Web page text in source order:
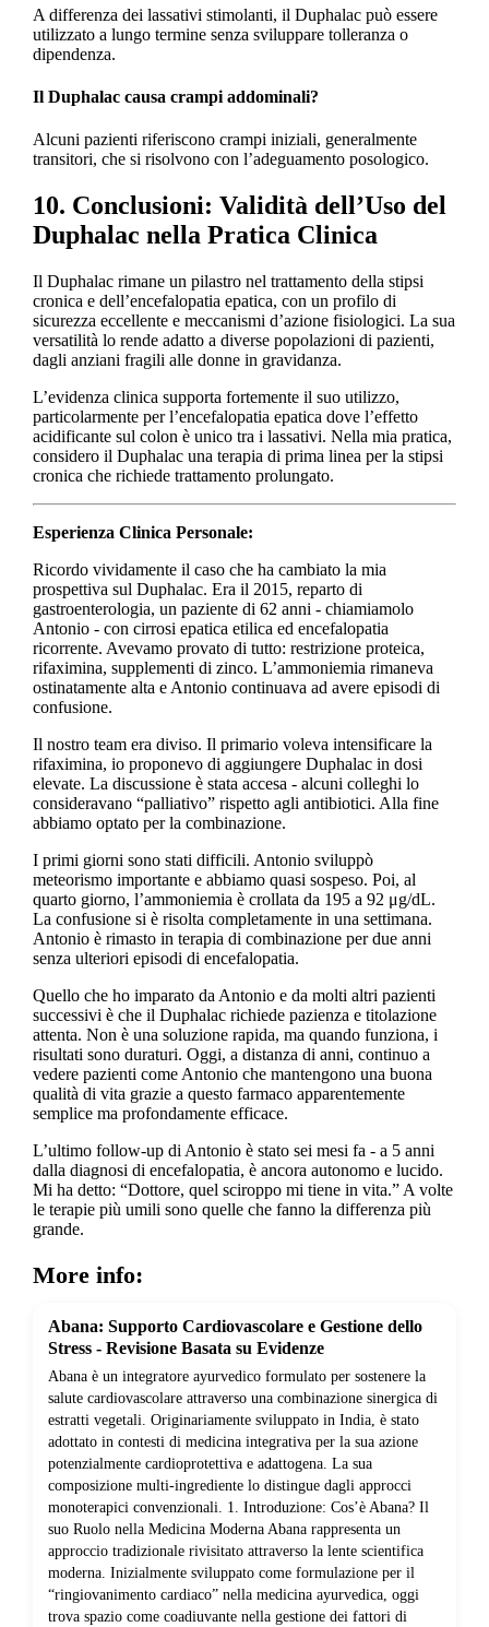
A differenza dei lassativi stimolanti, il Duphalac può essere
utilizzato a lungo termine senza sviluppare tolleranza o
dipendenza.
Il Duphalac causa crampi addominali?
Alcuni pazienti riferiscono crampi iniziali, generalmente
transitori, che si risolvono con l’adeguamento posologico.
10. Conclusioni: Validità dell’Uso del
Duphalac nella Pratica Clinica
Il Duphalac rimane un pilastro nel trattamento della stipsi
cronica e dell’encefalopatia epatica, con un profilo di
sicurezza eccellente e meccanismi d’azione fisiologici. La sua
versatilità lo rende adatto a diverse popolazioni di pazienti,
dagli anziani fragili alle donne in gravidanza.
L’evidenza clinica supporta fortemente il suo utilizzo,
particolarmente per l’encefalopatia epatica dove l’effetto
acidificante sul colon è unico tra i lassativi. Nella mia pratica,
considero il Duphalac una terapia di prima linea per la stipsi
cronica che richiede trattamento prolungato.
Esperienza Clinica Personale:
Ricordo vividamente il caso che ha cambiato la mia
prospettiva sul Duphalac. Era il 2015, reparto di
gastroenterologia, un paziente di 62 anni - chiamiamolo
Antonio - con cirrosi epatica etilica ed encefalopatia
ricorrente. Avevamo provato di tutto: restrizione proteica,
rifaximina, supplementi di zinco. L’ammoniemia rimaneva
ostinatamente alta e Antonio continuava ad avere episodi di
confusione.
Il nostro team era diviso. Il primario voleva intensificare la
rifaximina, io proponevo di aggiungere Duphalac in dosi
elevate. La discussione è stata accesa - alcuni colleghi lo
consideravano “palliativo” rispetto agli antibiotici. Alla fine
abbiamo optato per la combinazione.
I primi giorni sono stati difficili. Antonio sviluppò
meteorismo importante e abbiamo quasi sospeso. Poi, al
quarto giorno, l’ammoniemia è crollata da 195 a 92 μg/dL.
La confusione si è risolta completamente in una settimana.
Antonio è rimasto in terapia di combinazione per due anni
senza ulteriori episodi di encefalopatia.
Quello che ho imparato da Antonio e da molti altri pazienti
successivi è che il Duphalac richiede pazienza e titolazione
attenta. Non è una soluzione rapida, ma quando funziona, i
risultati sono duraturi. Oggi, a distanza di anni, continuo a
vedere pazienti come Antonio che mantengono una buona
qualità di vita grazie a questo farmaco apparentemente
semplice ma profondamente efficace.
L’ultimo follow-up di Antonio è stato sei mesi fa - a 5 anni
dalla diagnosi di encefalopatia, è ancora autonomo e lucido.
Mi ha detto: “Dottore, quel sciroppo mi tiene in vita.” A volte
le terapie più umili sono quelle che fanno la differenza più
grande.
More info:
Abana: Supporto Cardiovascolare e Gestione dello
Stress - Revisione Basata su Evidenze
Abana è un integratore ayurvedico formulato per sostenere la
salute cardiovascolare attraverso una combinazione sinergica di
estratti vegetali. Originariamente sviluppato in India, è stato
adottato in contesti di medicina integrativa per la sua azione
potenzialmente cardioprotettiva e adattogena. La sua
composizione multi-ingrediente lo distingue dagli approcci
monoterapici convenzionali. 1. Introduzione: Cos’è Abana? Il
suo Ruolo nella Medicina Moderna Abana rappresenta un
approccio tradizionale rivisitato attraverso la lente scientifica
moderna. Inizialmente sviluppato come formulazione per il
“ringiovanimento cardiaco” nella medicina ayurvedica, oggi
trova spazio come coadiuvante nella gestione dei fattori di